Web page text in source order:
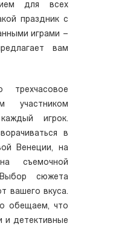
для всех
праздник с
играми –
вам
участником
игрок.
в
Венеции, на
съемочной
сюжета
вашего вкуса.
обещаем, что
и детективные